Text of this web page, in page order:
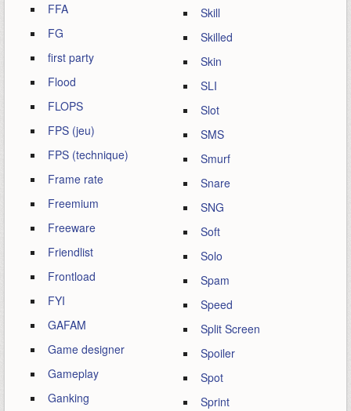
FFA
FG
first party
Flood
FLOPS
FPS (jeu)
FPS (technique)
Frame rate
Freemium
Freeware
Friendlist
Frontload
FYI
GAFAM
Game designer
Gameplay
Ganking
Skill
Skilled
Skin
SLI
Slot
SMS
Smurf
Snare
SNG
Soft
Solo
Spam
Speed
Split Screen
Spoiler
Spot
Sprint